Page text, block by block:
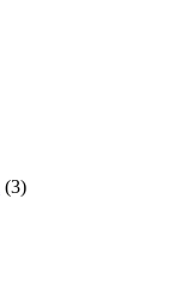
(3)